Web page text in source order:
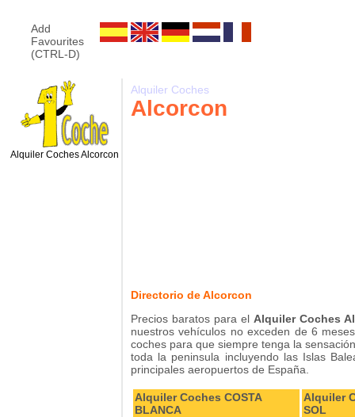
Add
Favourites
(CTRL-D)
Alquiler Coches Alcorcon
Alquiler Coches
Alcorcon
Directorio de Alcorcon
Precios baratos para el Alquiler Coches
nuestros vehículos no exceden de 6
coches para que siempre tenga la
toda la peninsula incluyendo las Islas
principales aeropuertos de España.
Alquiler Coches COSTA
BLANCA
Alquiler
SOL